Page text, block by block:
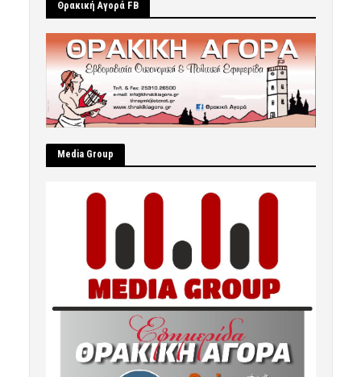
Θρακική Αγορά FB
Μedia Group